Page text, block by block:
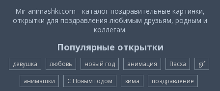
Mir-animashki.com - каталог поздравительные картинки,
открытки для поздравления любимым друзьям, родным и
коллегам.
Популярные открытки
девушка любовь новый год анимация Пасха gif
анимашки С Новым годом зима поздравление